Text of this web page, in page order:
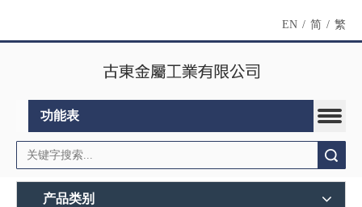
EN / 简 / 繁
功能表
产品类别